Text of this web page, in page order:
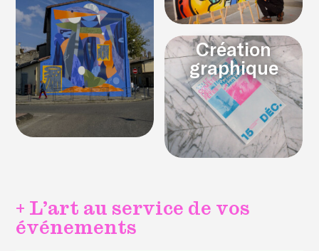
Création
graphique
+ L’art au service de vos
événements